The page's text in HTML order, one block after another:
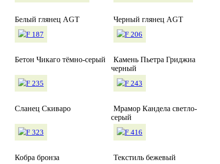
Белый глянец AGT Черный глянец AGT
Бетон Чикаго тёмно-серый
Камень Пьетра Гриджиа
черный
Сланец Скиваро
Мрамор Кандела светло-
серый
Кобра бронза Текстиль бежевый